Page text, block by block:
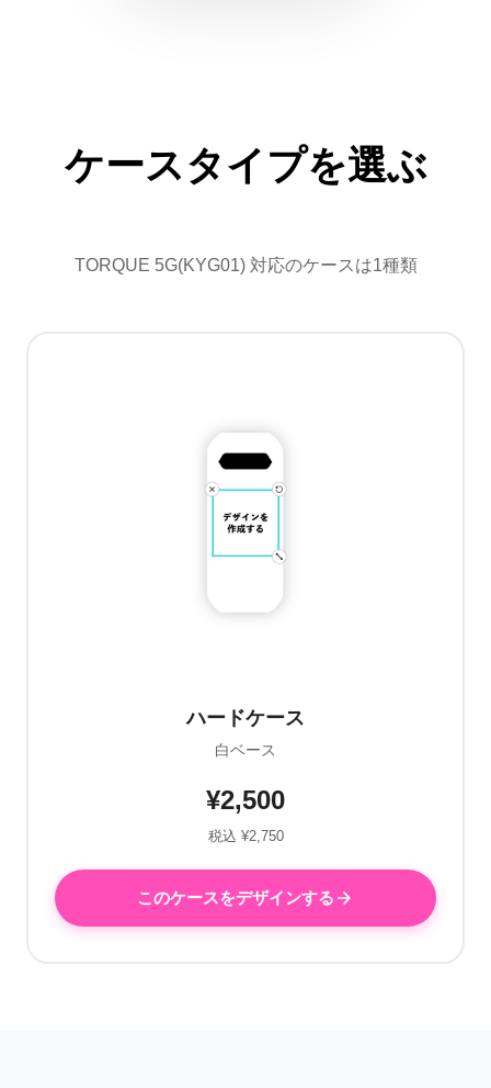
ケースタイプを選ぶ
TORQUE 5G(KYG01) 対応のケースは1種類
ハードケース
白ベース
¥2,500
税込 ¥2,750
このケースをデザインする